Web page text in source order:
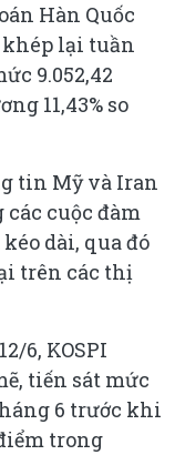
Hàn Quốc
khép lại tuần
9.052,42
11,43% so
tin Mỹ và Iran
cuộc đàm
dài, qua đó
trên các thị
6, KOSPI
tiến sát mức
6 trước khi
trong